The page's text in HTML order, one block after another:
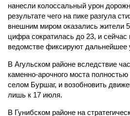
нанесли колоссальный урон
результате чего на пике разгула
внешним миром оказались жители
цифра сократилась до 23, и
ведомстве фиксируют дальнейшее
В Агульском районе вследствие
каменно-арочного моста
селом Буршаг, и возобновить
лишь к 17 июля.
В Гунибском районе на